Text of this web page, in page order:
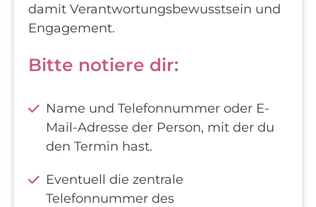
damit Verantwortungsbewusstsein und
Engagement.
Bitte notiere dir:
Name und Telefonnummer oder E-
Mail-Adresse der Person, mit der du
den Termin hast.
Eventuell die zentrale
Telefonnummer des